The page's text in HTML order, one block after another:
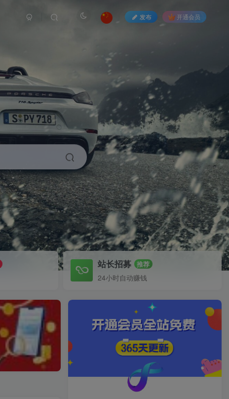
发布 开通会员
站长招募 推荐
24小时自动赚钱